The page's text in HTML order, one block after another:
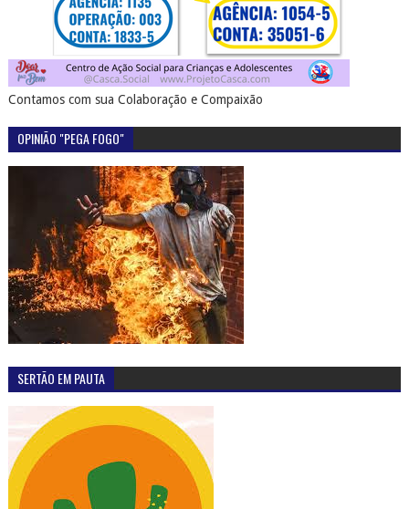
Contamos com sua Colaboração e Compaixão
OPINIÃO "PEGA FOGO"
SERTÃO EM PAUTA